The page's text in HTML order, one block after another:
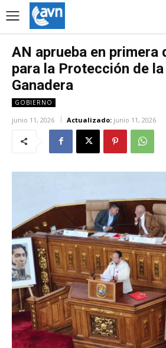
AN aprueba en primera
para la Protección de
Ganadera
GOBIERNO
junio 11, 2026 Actualizado: junio 11, 2026